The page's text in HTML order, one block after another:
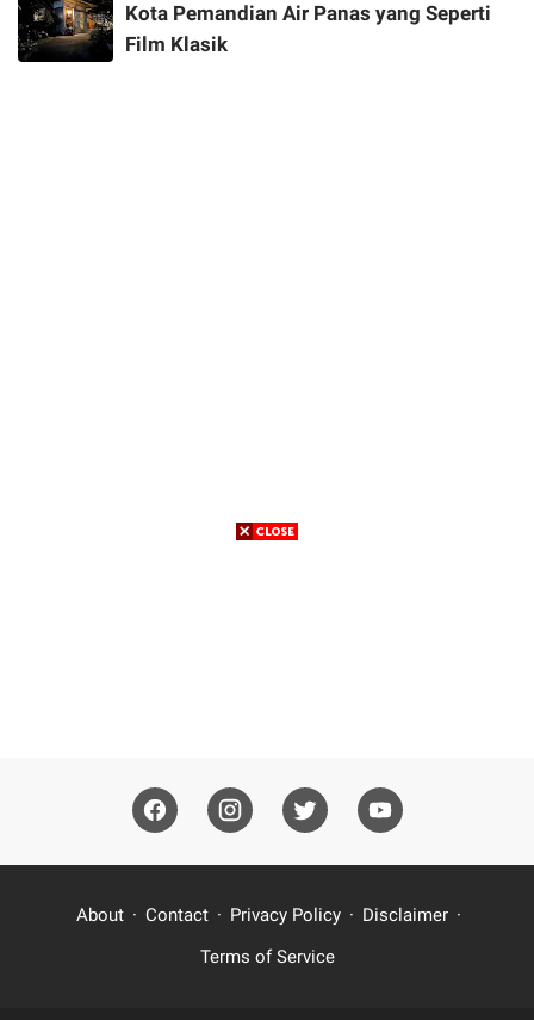
Kota Pemandian Air Panas yang Seperti
Film Klasik
About Contact Privacy Policy
Disclaimer
Terms of Service